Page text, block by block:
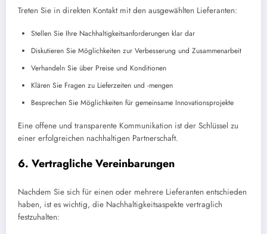
Treten Sie in direkten Kontakt mit den ausgewählten Lieferanten:
Stellen Sie Ihre Nachhaltigkeitsanforderungen klar dar
Diskutieren Sie Möglichkeiten zur Verbesserung und Zusammenarbeit
Verhandeln Sie über Preise und Konditionen
Klären Sie Fragen zu Lieferzeiten und -mengen
Besprechen Sie Möglichkeiten für gemeinsame Innovationsprojekte
Eine offene und transparente Kommunikation ist der Schlüssel zu
einer erfolgreichen nachhaltigen Partnerschaft.
6. Vertragliche Vereinbarungen
Nachdem Sie sich für einen oder mehrere Lieferanten entschieden
haben, ist es wichtig, die Nachhaltigkeitsaspekte vertraglich
festzuhalten: